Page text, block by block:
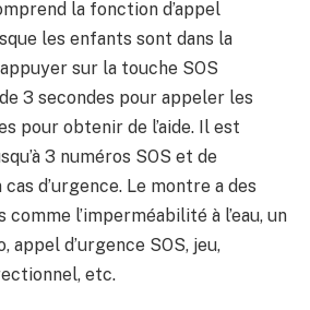
la fonction d’appel
les enfants sont dans la
sur la touche SOS
3 secondes pour appeler les
pour obtenir de l’aide. Il est
3 numéros SOS et de
cas d’urgence. Le montre a des
l’imperméabilité à l’eau, un
appel d’urgence SOS, jeu,
etc.